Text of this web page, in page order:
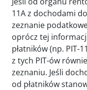
11A z dochodami
zeznanie
oprócz tej
płatników (np. PIT-
z tych PIT-ów
zeznaniu. Jeśli
od płatników